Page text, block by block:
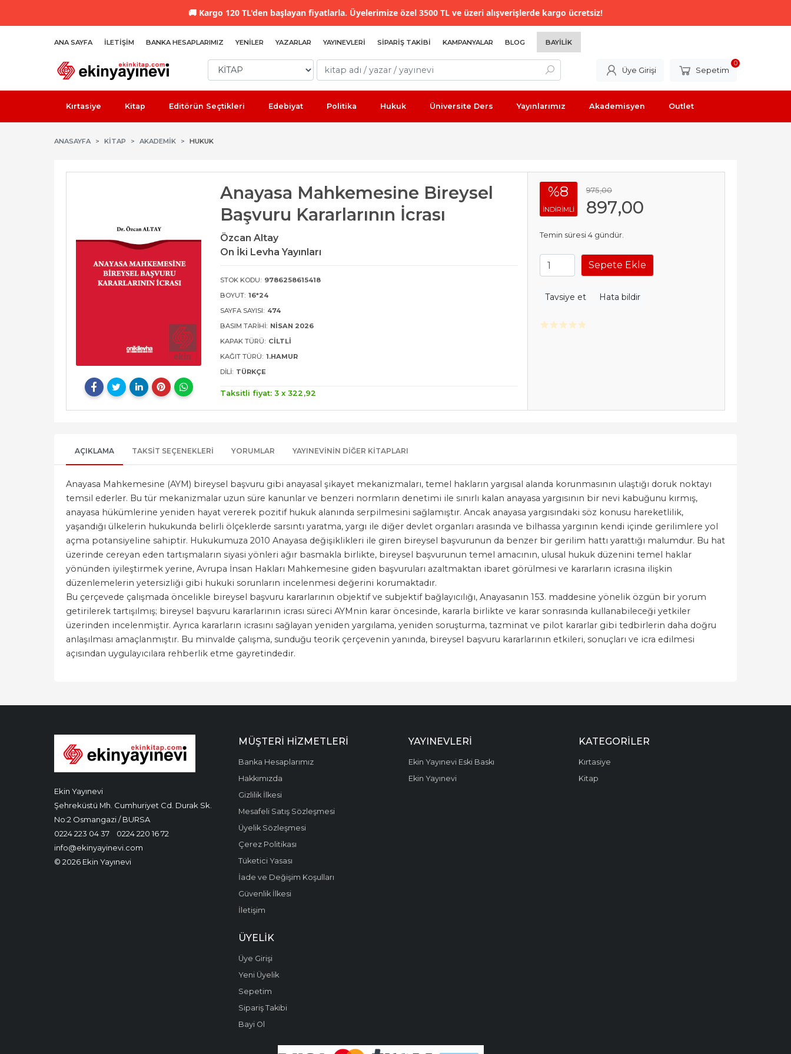
🚚 Kargo 120 TL'den başlayan fiyatlarla. Üyelerimize özel 3500 TL ve üzeri alışverişlerde kargo ücretsiz!
ANA SAYFA İLETIŞIM BANKA HESAPLARIMIZ YENILER YAZARLAR YAYINEVLERI SIPARIŞ TAKIBI KAMPANYALAR BLOG BAYILIK
Üye Girişi Sepetim
0
Kırtasiye Kitap Editörün Seçtikleri Edebiyat Politika Hukuk Üniversite Ders Yayınlarımız Akademisyen Outlet
ANASAYFA KİTAP AKADEMIK HUKUK
Anayasa Mahkemesine Bireysel
Başvuru Kararlarının İcrası
Özcan Altay
On İki Levha Yayınları
STOK KODU: 9786258615418
BOYUT: 16*24
SAYFA SAYISI: 474
BASIM TARIHI: NISAN 2026
KAPAK TÜRÜ: CILTLI
KAĞIT TÜRÜ: 1.HAMUR
DILI: TÜRKÇE
Taksitli fiyat: 3 x322 ,92
%8
INDIRIMLI
975,00
897,00
Temin süresi 4 gündür.
Sepete Ekle
Tavsiye et Hata bildir
AÇIKLAMA TAKSIT SEÇENEKLERI YORUMLAR YAYINEVININ DIĞER KITAPLARI
Anayasa Mahkemesine (AYM) bireysel başvuru gibi anayasal şikayet mekanizmaları, temel hakların yargısal alanda korunmasının ulaştığı doruk noktayı
temsil ederler. Bu tür mekanizmalar uzun süre kanunlar ve benzeri normların denetimi ile sınırlı kalan anayasa yargısının bir nevi kabuğunu kırmış,
anayasa hükümlerine yeniden hayat vererek pozitif hukuk alanında serpilmesini sağlamıştır. Ancak anayasa yargısındaki söz konusu hareketlilik,
yaşandığı ülkelerin hukukunda belirli ölçeklerde sarsıntı yaratma, yargı ile diğer devlet organları arasında ve bilhassa yargının kendi içinde gerilimlere yol
açma potansiyeline sahiptir. Hukukumuza 2010 Anayasa değişiklikleri ile giren bireysel başvurunun da benzer bir gerilim hattı yarattığı malumdur. Bu hat
üzerinde cereyan eden tartışmaların siyasi yönleri ağır basmakla birlikte, bireysel başvurunun temel amacının, ulusal hukuk düzenini temel haklar
yönünden iyileştirmek yerine, Avrupa İnsan Hakları Mahkemesine giden başvuruları azaltmaktan ibaret görülmesi ve kararların icrasına ilişkin
düzenlemelerin yetersizliği gibi hukuki sorunların incelenmesi değerini korumaktadır.
Bu çerçevede çalışmada öncelikle bireysel başvuru kararlarının objektif ve subjektif bağlayıcılığı, Anayasanın 153. maddesine yönelik özgün bir yorum
getirilerek tartışılmış; bireysel başvuru kararlarının icrası süreci AYMnin karar öncesinde, kararla birlikte ve karar sonrasında kullanabileceği yetkiler
üzerinden incelenmiştir. Ayrıca kararların icrasını sağlayan yeniden yargılama, yeniden soruşturma, tazminat ve pilot kararlar gibi tedbirlerin daha doğru
anlaşılması amaçlanmıştır. Bu minvalde çalışma, sunduğu teorik çerçevenin yanında, bireysel başvuru kararlarının etkileri, sonuçları ve icra edilmesi
açısından uygulayıcılara rehberlik etme gayretindedir.
Ekin Yayınevi
Şehreküstü Mh. Cumhuriyet Cd. Durak Sk.
No:2 Osmangazi / BURSA
0224 223 04 37
0224 220 16 72
info@ekinyayinevi.com
© 2026 Ekin Yayınevi
MÜŞTERI HIZMETLERI
Banka Hesaplarımız
Hakkımızda
Gizlilik İlkesi
Mesafeli Satış Sözleşmesi
Üyelik Sözleşmesi
Çerez Politikası
Tüketici Yasası
İade ve Değişim Koşulları
Güvenlik İlkesi
İletişim
YAYINEVLERI
Ekin Yayınevi Eski Baskı
Ekin Yayınevi
KATEGORILER
Kırtasiye
Kitap
ÜYELIK
Üye Girişi
Yeni Üyelik
Sepetim
Sipariş Takibi
Bayi Ol